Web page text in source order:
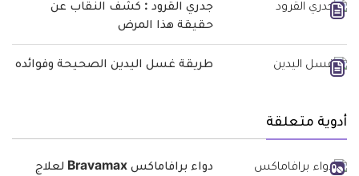
جدري القرود : كشف النقاب عن
حقيقة هذا المرض
طريقة غسل اليدين الصحيحة وفوائده
أدوية متعلقة
دواء برافاماكس Bravamax لعلاج